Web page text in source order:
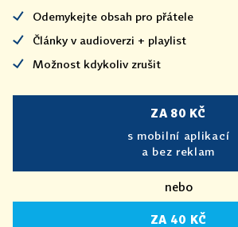
Odemykejte obsah pro přátele
Články v audioverzi + playlist
Možnost kdykoliv zrušit
ZA 80 KČ
s mobilní aplikací
a bez reklam
nebo
ZA 40 KČ